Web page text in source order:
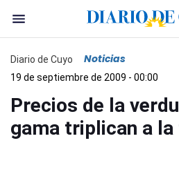
Diario de Cuyo Noticias
19 de septiembre de 2009 - 00:00
Precios de la
gama triplican a